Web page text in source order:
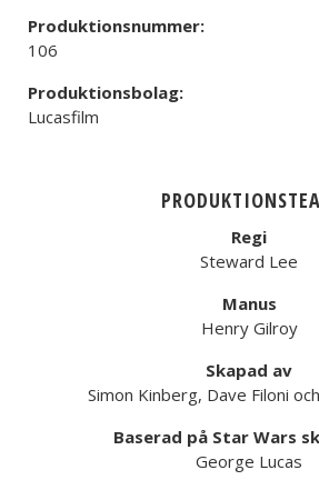
Produktionsnummer:
106
Produktionsbolag:
Lucasfilm
Regi
Steward Lee
Manus
Henry Gilroy
Skapad av
Simon Kinberg, Dave Filoni
Baserad på Star Wars
George Lucas